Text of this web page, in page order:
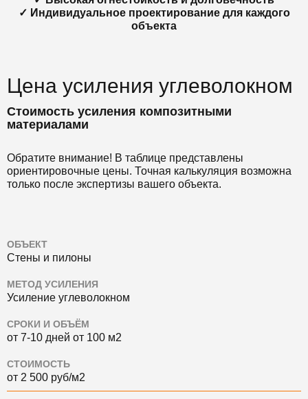
✓ Индивидуальное проектирование для каждого
объекта
Цена усиления углеволокном
Стоимость усиления композитными
материалами
Обратите внимание! В таблице представлены
ориентировочные цены. Точная калькуляция возможна
только после экспертизы вашего объекта.
ОБЪЕКТ
Стены и пилоны
МЕТОД УСИЛЕНИЯ
Усиление углеволокном
СРОКИ И ОБЪЁМ
от 7-10 дней от 100 м2
СТОИМОСТЬ
от 2 500 руб/м2